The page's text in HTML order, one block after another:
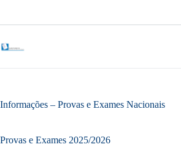
o
Informações – Provas e Exames Nacionais
Provas e Exames 2025/2026